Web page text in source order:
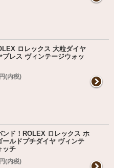
ロレックス 大粒ダイヤ
ブレス ヴィンテージウォッ
(内税)
ンド！ROLEX ロレックス ホ
ールドプチダイヤ ヴィンテ
ッチ
(内税)